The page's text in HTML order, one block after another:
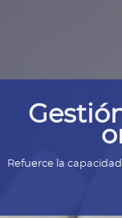
Refuerce la